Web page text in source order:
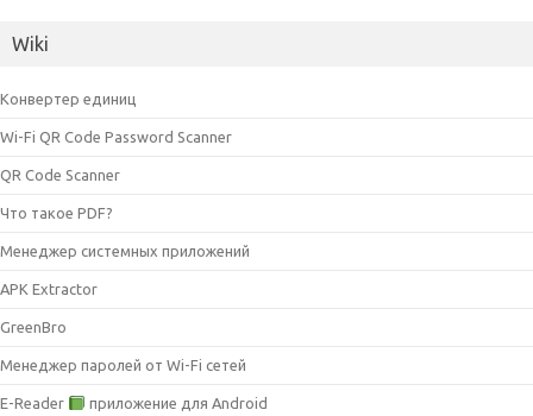
Wiki
Конвертер единиц
Wi-Fi QR Code Password Scanner
QR Code Scanner
Что такое PDF?
Менеджер системных приложений
APK Extractor
GreenBro
Менеджер паролей от Wi-Fi сетей
E-Reader приложение для Android